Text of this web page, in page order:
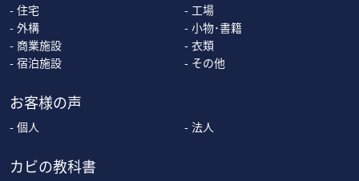
お客様の声
個人 法人
住宅
外構
商業施設
宿泊施設
工場
小物･書籍
衣類
その他
カビの教科書